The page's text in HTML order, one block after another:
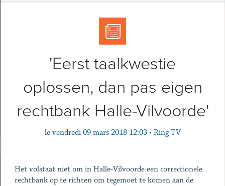
'Eerst taalkwestie
oplossen, dan pas eigen
rechtbank Halle-Vilvoorde'
le vendredi 09 mars 2018 12:03 • Ring TV
Het volstaat niet om in Halle-Vilvoorde een correctionele
rechtbank op te richten om tegemoet te komen aan de